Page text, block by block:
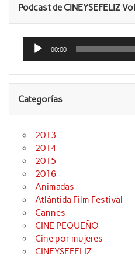
Podcast de CINEYSEFELIZ
Reproductor
audio
00:00
Categorías
2013
2014
2015
2016
Animadas
Atlántida Film Festival
Cannes
CINE PEQUEÑO
Cine por mujeres
CINEYSEFELIZ